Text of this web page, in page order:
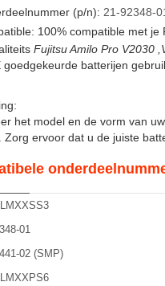
(p/n): 21-92348-
100% compatible met je
Fujitsu Amilo Pro V2030
goedgekeurde batterijen
het model en de vorm van
Zorg ervoor dat u de juiste
01
02 (SMP)